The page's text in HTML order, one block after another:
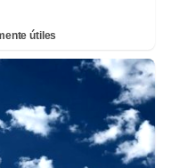
útiles